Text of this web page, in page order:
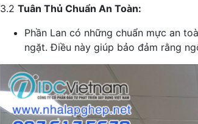
3.2 Tuân Thủ Chuẩn An Toàn:
Phần Lan có những chuẩn mực an
ngặt. Điều này giúp bảo đảm rằng